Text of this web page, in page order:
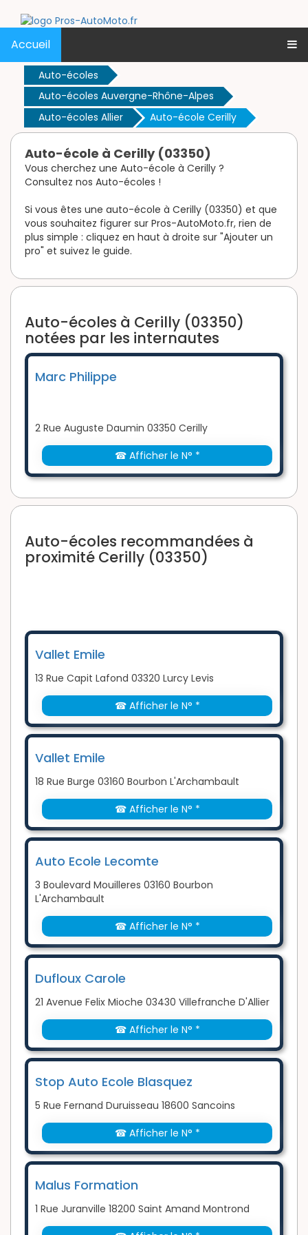
Accueil
Auto-écoles
Auto-écoles Auvergne-Rhône-Alpes
Auto-écoles Allier
Auto-école Cerilly
Auto-école à Cerilly (03350)
Vous cherchez une Auto-école à Cerilly ?
Consultez nos Auto-écoles !
Si vous êtes une auto-école à Cerilly (03350) et que
vous souhaitez figurer sur Pros-AutoMoto.fr, rien de
plus simple : cliquez en haut à droite sur "Ajouter un
pro" et suivez le guide.
Auto-écoles à Cerilly (03350)
notées par les internautes
Marc Philippe
2 Rue Auguste Daumin 03350 Cerilly
☎ Afficher le N° *
Auto-écoles recommandées à
proximité Cerilly (03350)
Vallet Emile
13 Rue Capit Lafond 03320 Lurcy Levis
☎ Afficher le N° *
Vallet Emile
18 Rue Burge 03160 Bourbon L'Archambault
☎ Afficher le N° *
Auto Ecole Lecomte
3 Boulevard Mouilleres 03160 Bourbon
L'Archambault
☎ Afficher le N° *
Dufloux Carole
21 Avenue Felix Mioche 03430 Villefranche D'Allier
☎ Afficher le N° *
Stop Auto Ecole Blasquez
5 Rue Fernand Duruisseau 18600 Sancoins
☎ Afficher le N° *
Malus Formation
1 Rue Juranville 18200 Saint Amand Montrond